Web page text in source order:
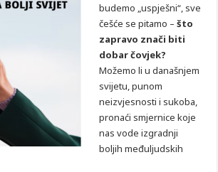
budemo „uspješni“, sve
češće se pitamo –što
zapravo znači biti
dobar čovjek?
Možemo li u današnjem
svijetu, punom
neizvjesnosti i sukoba,
pronaći smjernice koje
nas vode izgradnji
boljih međuljudskih